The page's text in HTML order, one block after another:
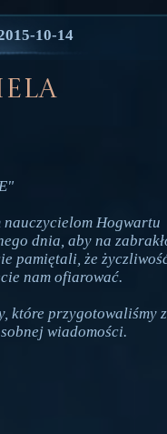
10-14
nauczycielom Hogwartu
dnia, aby na
pamiętali, że
nam ofiarować.
które przygotowaliśmy z
wiadomości.